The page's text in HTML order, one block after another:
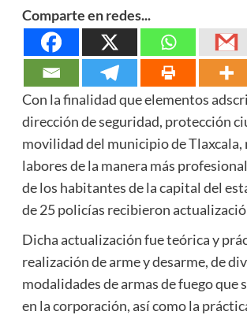
Comparte en redes...
Con la finalidad que elementos
dirección de seguridad, protección
movilidad del municipio de Tlaxcala,
labores de la manera más
de los habitantes de la capital del
de 25 policías recibieron
Dicha actualización fue teórica y
realización de arme y desarme, de
modalidades de armas de fuego que
en la corporación, así como la